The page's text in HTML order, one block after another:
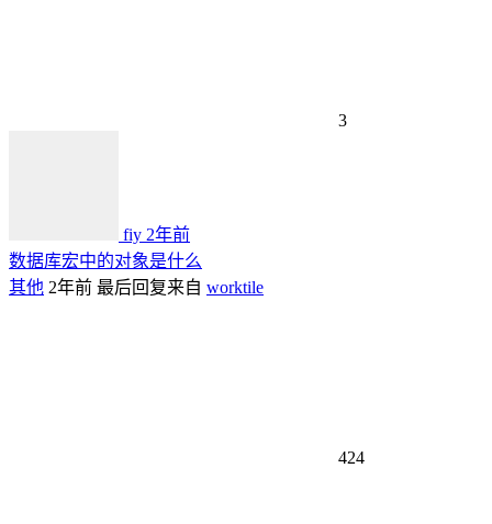
3
fiy 2年前
数据库宏中的对象是什么
其他 2年前 最后回复来自 worktile
424